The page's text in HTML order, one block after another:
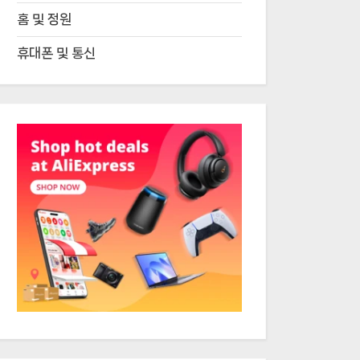
홈 및 정원
휴대폰 및 통신